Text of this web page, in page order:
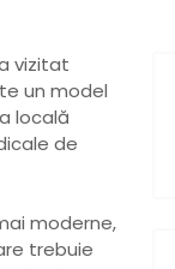
vizitat
un model
locală
de
moderne,
trebuie